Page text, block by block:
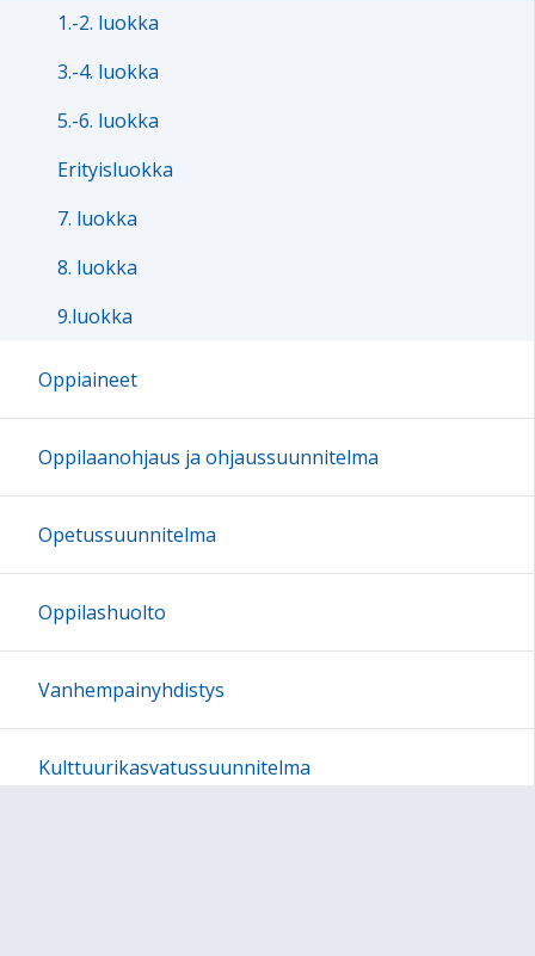
1.-2. luokka
3.-4. luokka
5.-6. luokka
Erityisluokka
7. luokka
8. luokka
9.luokka
Oppiaineet
Oppilaanohjaus ja ohjaussuunnitelma
Opetussuunnitelma
Oppilashuolto
Vanhempainyhdistys
Kulttuurikasvatussuunnitelma